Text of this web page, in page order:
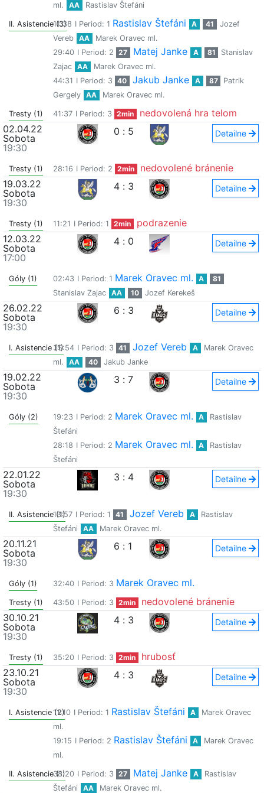
ml.
AA Rastislav Štefáni
II. Asistencie (3)
11:38 I Period: 1 Rastislav Štefáni A 41
Jozef
Vereb
AA
Marek Oravec ml.
29:40 I Period: 2 27 Matej Janke A 81
Stanislav
Zajac
AA
Marek Oravec ml.
44:31 I Period: 3 40 Jakub Janke A 87
Patrik
Gergely
AA Marek Oravec ml.
Tresty (1) 41:37 I Period: 3 2min
nedovolená hra telom
02.04.22
Sobota
19:30
0 : 5 Detailne
Tresty (1) 28:16 I Period: 2 2min
nedovolené bránenie
19.03.22
Sobota
19:30
4 : 3 Detailne
Tresty (1) 11:21 I Period: 1 2min
podrazenie
12.03.22
Sobota
17:00
4 : 0 Detailne
Góly (1) 02:43 I Period: 1 Marek Oravec ml. A
81
Stanislav Zajac
AA 10 Jozef Kerekeš
26.02.22
Sobota
19:30
6 : 3 Detailne
I. Asistencie (1)35:54 I Period: 3 41 Jozef Vereb A
Marek Oravec
ml.
AA 40 Jakub Janke
19.02.22
Sobota
19:30
3 : 7 Detailne
Góly (2) 19:23 I Period: 2 Marek Oravec ml. A
Rastislav
Štefáni
28:18 I Period: 2 Marek Oravec ml. A
Rastislav
Štefáni
22.01.22
Sobota
19:30
3 : 4 Detailne
II. Asistencie (1)
13:57 I Period: 1 41 Jozef Vereb A
Rastislav
Štefáni
AA Marek Oravec ml.
20.11.21
Sobota
19:30
6 : 1 Detailne
Góly (1) 32:40 I Period: 3 Marek Oravec ml.
Tresty (1) 43:50 I Period: 3 2min
nedovolené bránenie
30.10.21
Sobota
19:30
4 : 3 Detailne
Tresty (1) 35:20 I Period: 3 2min
hrubosť
23.10.21
Sobota
19:30
4 : 3 Detailne
I. Asistencie (2)
11:10 I Period: 1 Rastislav Štefáni A
Marek Oravec
ml.
19:15 I Period: 2 Rastislav Štefáni A
Marek Oravec
ml.
II. Asistencie (1)
38:20 I Period: 3 27 Matej Janke A
Rastislav
Štefáni
AA Marek Oravec ml.